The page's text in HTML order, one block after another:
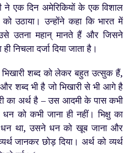
अमेरिकियों के एक विशाल
उठाया। उन्होंने कहा कि भारत में
उतना महान् मानते हैं और जिसने
निचला दर्जा दिया जाता है।
शब्द को लेकर बहुत उत्सुक हैं,
शब्द भी है जो भिखारी से भी आगे है
का अर्थ है – उस आदमी के पास कभी
को कभी जाना ही नहीं। भिक्षु का
था, उसने धन को खूब जाना और
जानकर छोड़ दिया। अर्थ को व्यर्थ